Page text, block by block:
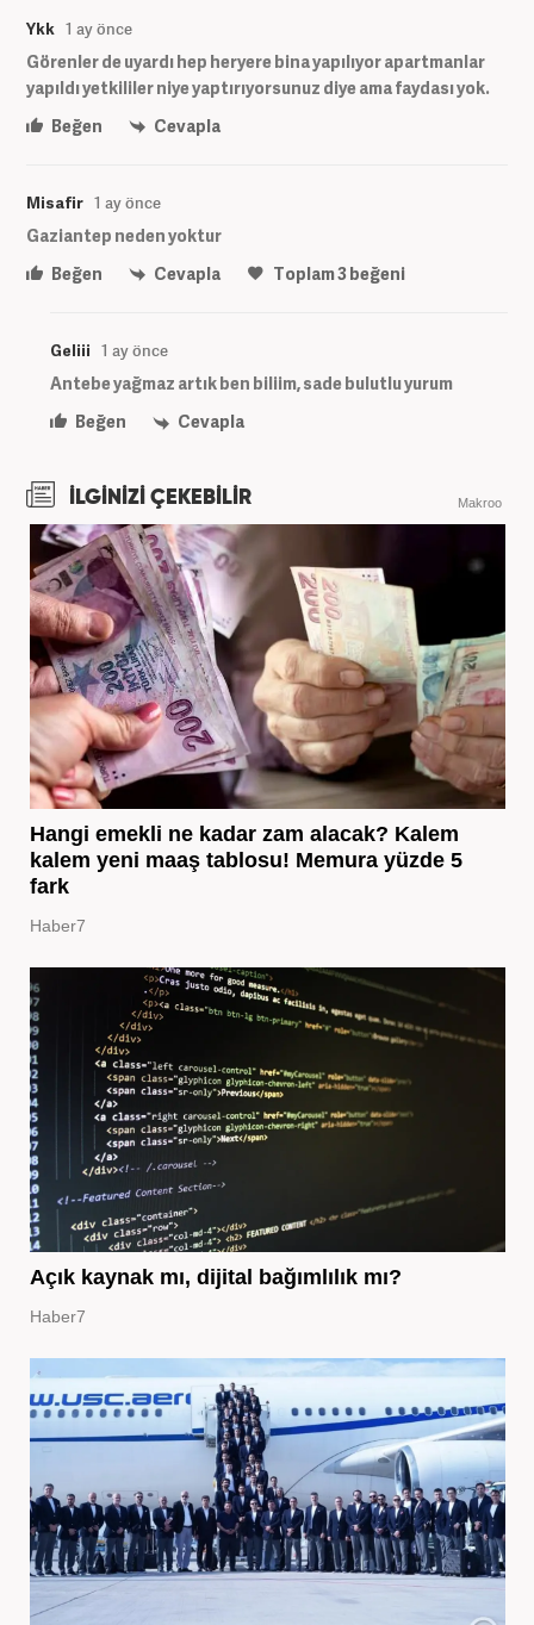
Ykk 1 ay önce
Görenler de uyardı hep heryere bina yapılıyor apartmanlar
yapıldı yetkililer niye yaptırıyorsunuz diye ama faydası yok.
Beğen
Cevapla
Misafir 1 ay önce
Gaziantep neden yoktur
Beğen
Cevapla Toplam3beğeni
Geliii 1 ay önce
Antebe yağmaz artık ben biliim, sade bulutlu yurum
Beğen
Cevapla
İLGİNİZİ ÇEKEBİLİR Makroo
Hangi emekli ne kadar zam alacak? Kalem
kalem yeni maaş tablosu! Memura yüzde 5
fark
Haber7
Açık kaynak mı, dijital bağımlılık mı?
Haber7